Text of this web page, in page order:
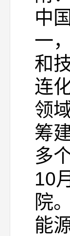
中
一
和
连
领
筹
多
10
院
能